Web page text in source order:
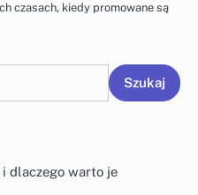
czasach, kiedy promowane są
Szukaj
i dlaczego warto je